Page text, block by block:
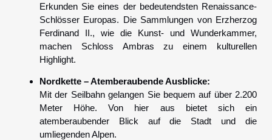
Erkunden Sie eines der bedeutendsten Renaissance-
Schlösser Europas. Die Sammlungen von Erzherzog
Ferdinand II., wie die Kunst- und Wunderkammer,
machen Schloss Ambras zu einem kulturellen
Highlight.
Nordkette – Atemberaubende Ausblicke:
Mit der Seilbahn gelangen Sie bequem auf über 2.200
Meter Höhe. Von hier aus bietet sich ein
atemberaubender Blick auf die Stadt und die
umliegenden Alpen.